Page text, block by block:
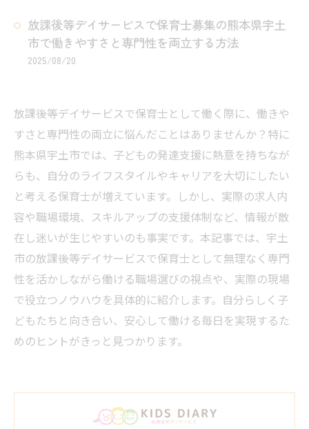
放課後等デイサービスで保育士募集の熊本県宇土
市で働きやすさと専門性を両立する方法
2025/08/20
放課後等デイサービスで保育士として働く際に、働きや
すさと専門性の両立に悩んだことはありませんか？特に
熊本県宇土市では、子どもの発達支援に熱意を持ちなが
らも、自分のライフスタイルやキャリアを大切にしたい
と考える保育士が増えています。しかし、実際の求人内
容や職場環境、スキルアップの支援体制など、情報が散
在し迷いが生じやすいのも事実です。本記事では、宇土
市の放課後等デイサービスで保育士として無理なく専門
性を活かしながら働ける職場選びの視点や、実際の現場
で役立つノウハウを具体的に紹介します。自分らしく子
どもたちと向き合い、安心して働ける毎日を実現するた
めのヒントがきっと見つかります。